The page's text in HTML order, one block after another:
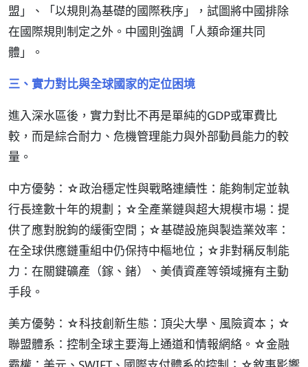
盟」、「以規則為基礎的國際秩序」，試圖將中國排除
在國際規則制定之外。中國則強調「人類命運共同
體」。
三、實力對比與全球國家的定位困境
進入深水區後，實力對比不再是單純的GDP或軍費比
較，而是綜合耐力、危機管理能力與外部動員能力的較
量。
中方優勢：☆政治穩定性與戰略連續性：能夠制定並執
行長達數十年的規劃；☆全產業鏈與超大規模市場：提
供了應對脫鉤的緩衝空間；☆基礎設施與製造業效率：
在全球供應鏈重組中仍保持中樞地位；☆非對稱反制能
力：在關鍵礦產（鎵、鍺）、美債資產等領域擁有主動
手段。
美方優勢：☆科技創新生態：頂尖大學、風險資本；☆
聯盟體系：控制全球主要海上通道和情報網絡。☆金融